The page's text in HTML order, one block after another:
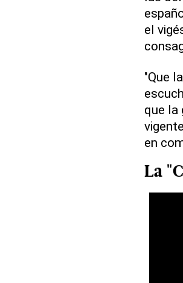
el
"Que
que la
en
La "